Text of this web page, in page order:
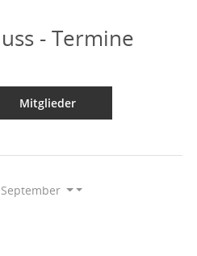
- Termine
Mitglieder
September